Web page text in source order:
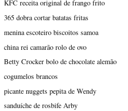
KFC receita original de frango frito
365 dobra cortar batatas fritas
menina escoteiro biscoitos samoa
china rei camarão rolo de ovo
Betty Crocker bolo de chocolate alemão
cogumelos brancos
picante nuggets pepita de Wendy
sanduíche de rosbife Arby